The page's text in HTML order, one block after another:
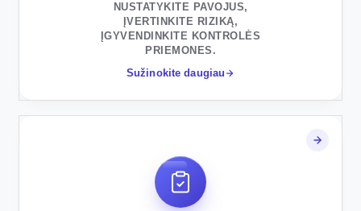
NUSTATYKITE PAVOJUS,
ĮVERTINKITE RIZIKĄ,
ĮGYVENDINKITE KONTROLĖS
PRIEMONES.
Sužinokite daugiau